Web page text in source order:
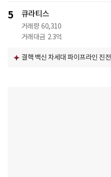
5 큐라티스
거래량 60,310
거래대금 2.3억
결핵 백신 차세대 파이프라인 진전